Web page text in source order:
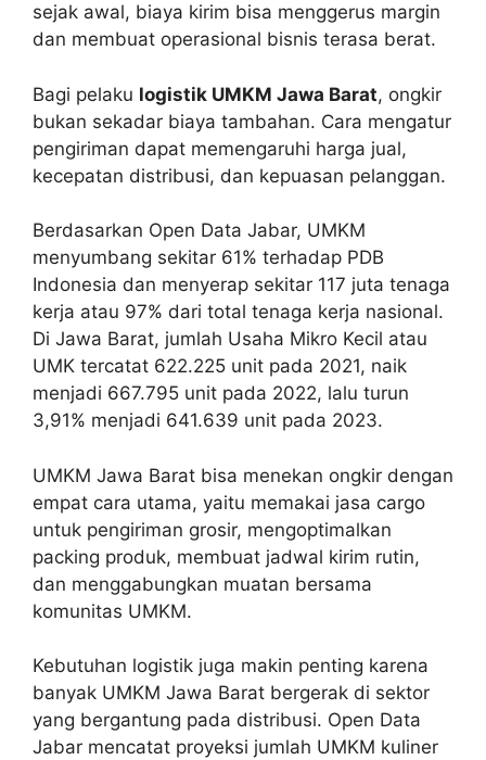
sejak awal, biaya kirim bisa menggerus margin
dan membuat operasional bisnis terasa berat.
Bagi pelaku logistik UMKM Jawa Barat, ongkir
bukan sekadar biaya tambahan. Cara mengatur
pengiriman dapat memengaruhi harga jual,
kecepatan distribusi, dan kepuasan pelanggan.
Berdasarkan Open Data Jabar, UMKM
menyumbang sekitar 61% terhadap PDB
Indonesia dan menyerap sekitar 117 juta tenaga
kerja atau 97% dari total tenaga kerja nasional.
Di Jawa Barat, jumlah Usaha Mikro Kecil atau
UMK tercatat 622.225 unit pada 2021, naik
menjadi 667.795 unit pada 2022, lalu turun
3,91% menjadi 641.639 unit pada 2023.
UMKM Jawa Barat bisa menekan ongkir dengan
empat cara utama, yaitu memakai jasa cargo
untuk pengiriman grosir, mengoptimalkan
packing produk, membuat jadwal kirim rutin,
dan menggabungkan muatan bersama
komunitas UMKM.
Kebutuhan logistik juga makin penting karena
banyak UMKM Jawa Barat bergerak di sektor
yang bergantung pada distribusi. Open Data
Jabar mencatat proyeksi jumlah UMKM kuliner